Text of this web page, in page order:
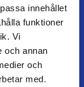
innehållet
funktioner
Vi
och annan
och
med.
levering